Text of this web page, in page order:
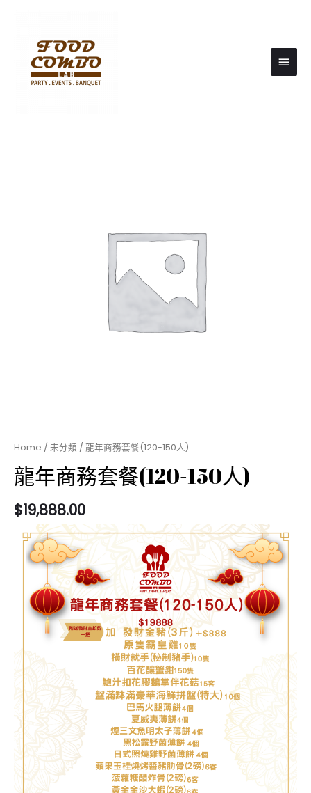
Main
Home / 未分類 / 龍年商務套餐(120-150人)
龍年商務套餐(120-150人)
$19,888.00